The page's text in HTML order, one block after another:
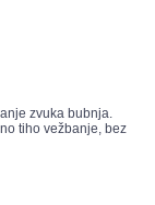
zvuka bubnja.
tiho vežbanje, bez